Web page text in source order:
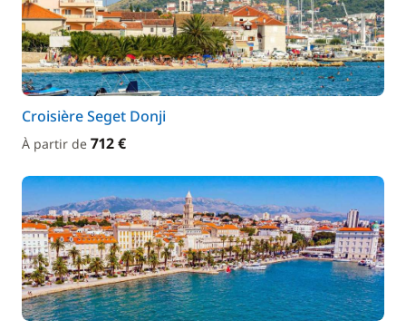
Croisière Seget Donji
À partir de 712 €